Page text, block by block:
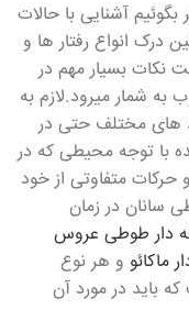
آشنایی با حالات
انواع رفتار ها و
نکات بسیار مهم در
به شمار میرود.لازم به
های مختلف حتی در
با توجه محیطی که در
حرکات متفاوتی از خود
سانان در زمان
دار طوطی عروس
ماکائو و هر نوع
باید در مورد آن